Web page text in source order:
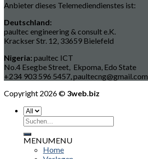
Anbieter dieses Telemediendienstes ist:
Deutschland:
paultec engineering & consult e.K.
Krackser Str. 12, 33659 Bielefeld
Nigeria: paultec ICT
No.4 Esegbe Street, Ekpoma, Edo State
+234 903 596 5457, paultecng@gmail.com
Copyright 2026 © 3web.biz
Suchen
nach:
MENUMENU
Home